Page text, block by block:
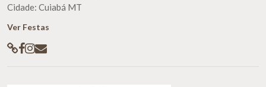
Cidade: Cuiabá MT
Ver Festas